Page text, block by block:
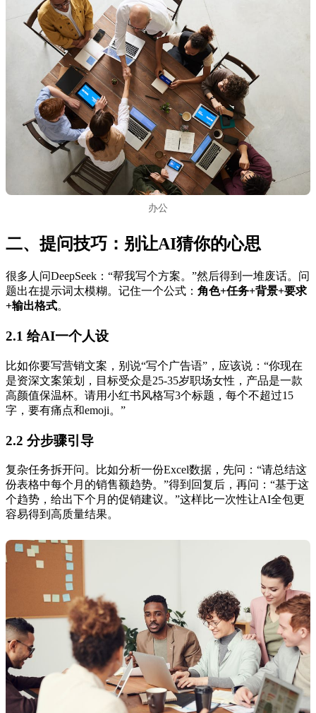
办公
二、提问技巧：别让AI猜你的心思
很多人问DeepSeek：“帮我写个方案。”然后得到一堆废话。问
题出在提示词太模糊。记住一个公式： 角色+任务+背景+要求
+输出格式。
2.1 给AI一个人设
比如你要写营销文案，别说“写个广告语”，应该说：“你现在
是资深文案策划，目标受众是25-35岁职场女性，产品是一款
高颜值保温杯。请用小红书风格写3个标题，每个不超过15
字，要有痛点和emoji。”
2.2 分步骤引导
复杂任务拆开问。比如分析一份Excel数据，先问：“请总结这
份表格中每个月的销售额趋势。”得到回复后，再问：“基于这
个趋势，给出下个月的促销建议。”这样比一次性让AI全包更
容易得到高质量结果。